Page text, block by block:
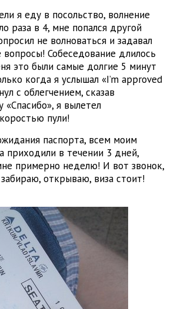
я еду в посольство, волнение
раза в 4, мне попался другой
не волноваться и задавал
Собеседование длилось
это были самые долгие 5 минут
когда я услышал «I’m approved
с облегчением, сказав
«Спасибо», я вылетел
пули!
паспорта, всем моим
приходили в течении 3 дней,
примерно неделю! И вот звонок,
открываю, виза стоит!